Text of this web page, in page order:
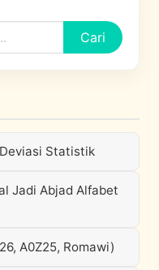
Cari
Statistik
Jadi Abjad Alfabet
A0Z25, Romawi)